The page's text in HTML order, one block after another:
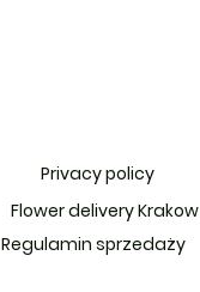
Privacy policy
​Flower delivery Krakow
Regulamin sprzedaży